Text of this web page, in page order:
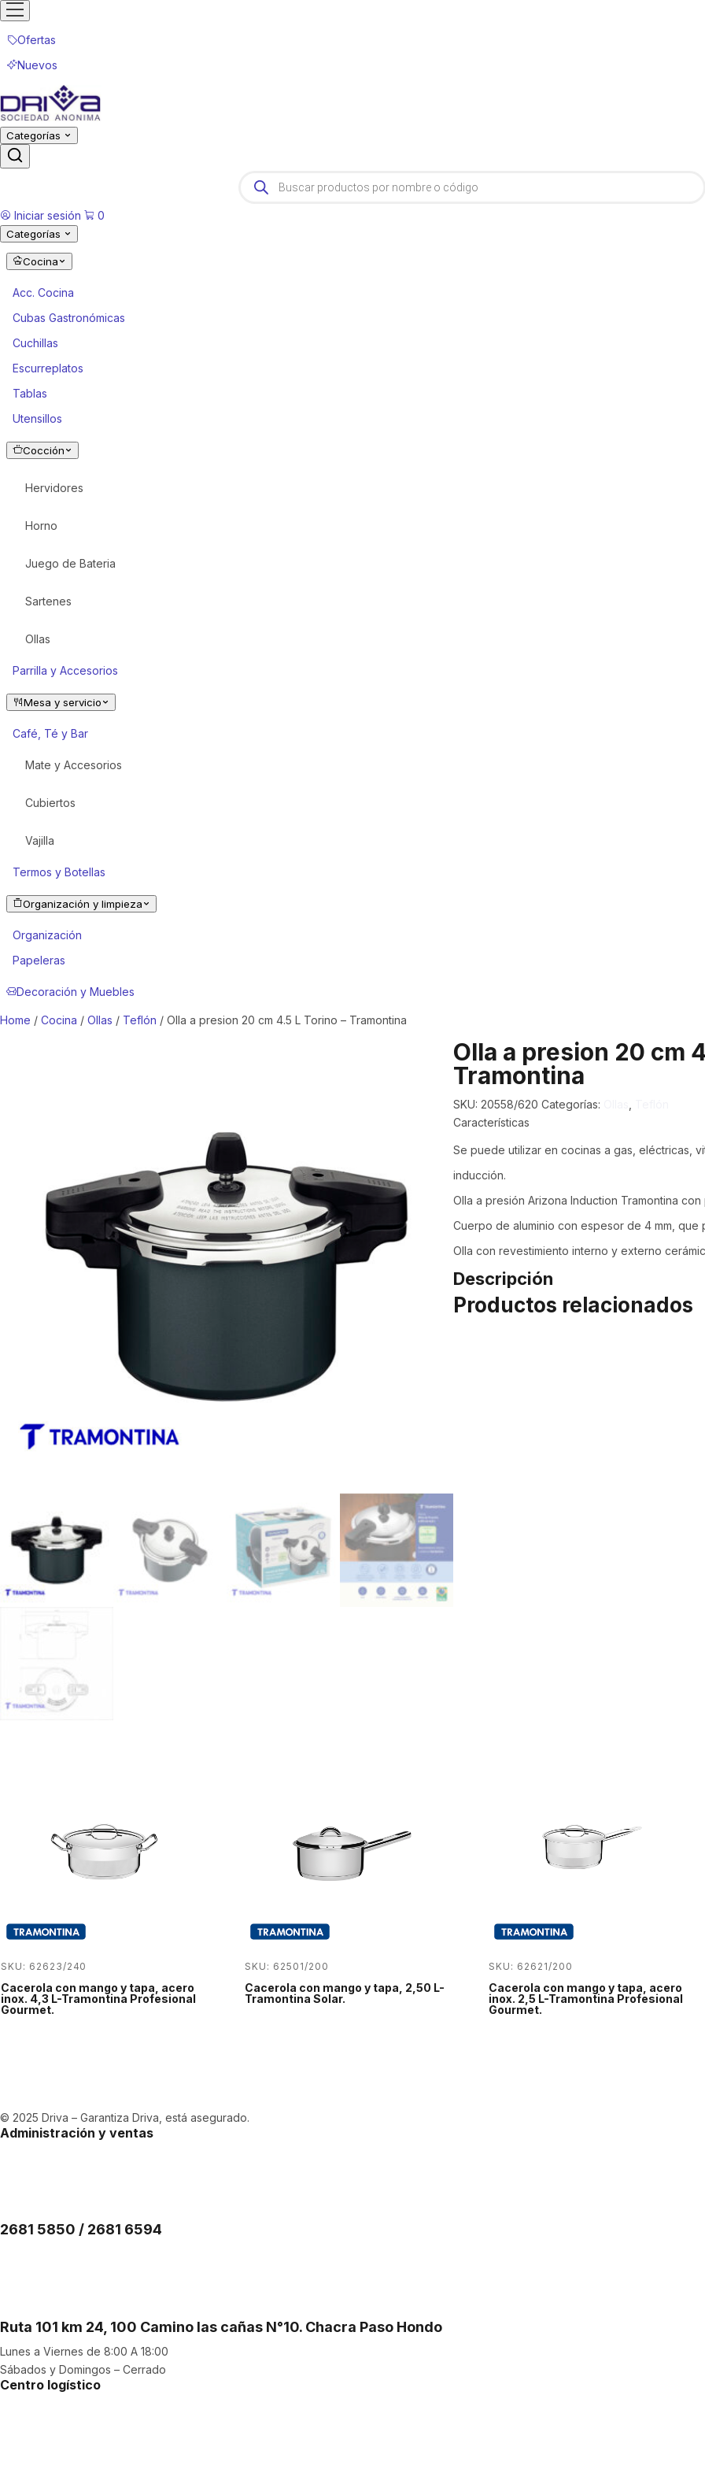
Ofertas
Nuevos
Categorías
search
Iniciar sesión 0
Categorías
Cocina
Acc. Cocina
Cubas Gastronómicas
Cuchillas
Escurreplatos
Tablas
Utensillos
Cocción
Hervidores
Horno
Juego de Bateria
Sartenes
Ollas
Parrilla y Accesorios
Mesa y servicio
Café, Té y Bar
Mate y Accesorios
Cubiertos
Vajilla
Termos y Botellas
Organización y limpieza
Organización
Papeleras
Decoración y Muebles
Home / Cocina / Ollas / Teflón / Olla a presion 20 cm 4.5 L Torino – Tramontina
Olla a presion 20 cm
Tramontina
SKU: 20558/620 Categorías:
Características
Se puede utilizar en cocinas a gas, eléctricas,
inducción.
Olla a presión Arizona Induction Tramontina
Cuerpo de aluminio con espesor de 4 mm,
Olla con revestimiento interno y externo
Descripción
Productos relacionados
SKU: 62623/240
Cacerola con mango y tapa, acero
inox. 4,3 L-Tramontina Profesional
Gourmet.
SKU: 62501/200
Cacerola con mango y tapa, 2,50 L-
Tramontina Solar.
SKU: 62621/200
Cacerola con mango y tapa, acero
inox. 2,5 L-Tramontina Profesional
Gourmet.
© 2025 Driva – Garantiza Driva, está asegurado.
Administración y ventas
2681 5850 / 2681 6594
Ruta 101 km 24, 100 Camino las cañas N°10. Chacra Paso Hondo
Lunes a Viernes de 8:00 A 18:00
Sábados y Domingos – Cerrado
Centro logístico